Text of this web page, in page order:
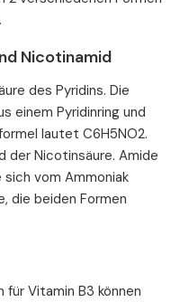
Nicotinamid
des Pyridins. Die
einem Pyridinring und
lautet C6H5NO2.
der Nicotinsäure. Amide
vom Ammoniak
die beiden Formen
Vitamin B3 können